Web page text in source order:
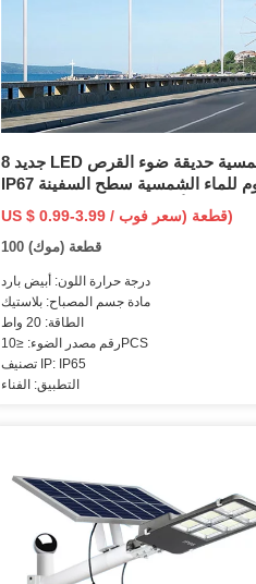
جديد 8 LED الشمسية حديقة ضوء القرص
IP67 مقاوم للماء الشمسية سطح السفينة
ضوء دافئ أبيض في الهواء الطلق ضوء
أرضي شمسي للمسار والفناء
US $ 0.99-3.99 / قطعة (سعر فوب)
100 قطعة (موك)
درجة حرارة اللون: أبيض بارد
مادة جسم المصباح: بلاستيك
الطاقة: 20 واط
رقم مصدر الضوء: ≤10PCS
تصنيف IP: IP65
التطبيق: الفناء